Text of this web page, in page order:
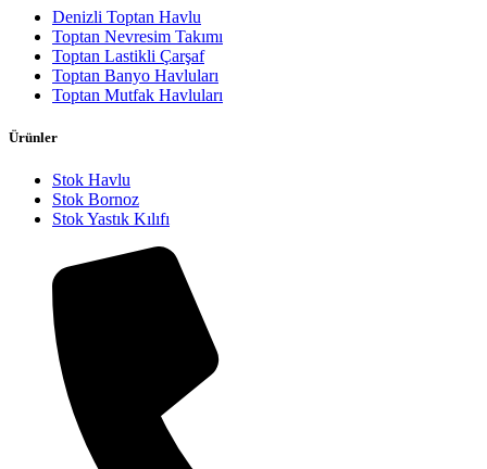
Denizli Toptan Havlu
Toptan Nevresim Takımı
Toptan Lastikli Çarşaf
Toptan Banyo Havluları
Toptan Mutfak Havluları
Ürünler
Stok Havlu
Stok Bornoz
Stok Yastık Kılıfı